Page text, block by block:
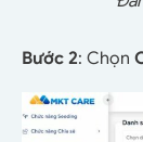
Bước 2: Chọn